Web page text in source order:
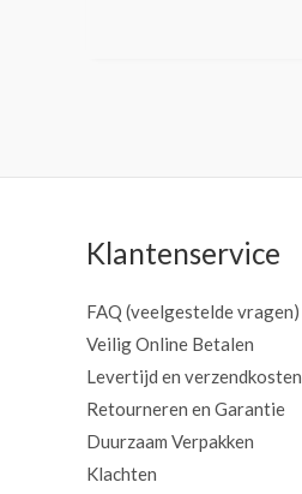
Klantenservice
FAQ (veelgestelde vragen)
Veilig Online Betalen
Levertijd en verzendkosten
Retourneren en Garantie
Duurzaam Verpakken
Klachten